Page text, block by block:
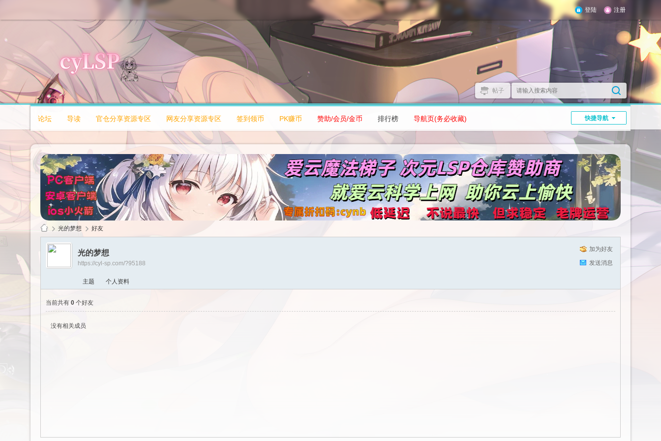
登陆 注册
帖子
快捷导航
论坛 导读 官仓分享资源专区 网友分享资源专区 签到领币 PK赚币 赞助/会员/金币 排行榜 导航页(务必收藏)
光的梦想 好友
加为好友
发送消息
光的梦想
https://cyl-sp.com/?95188
主题 个人资料
当前共有 0 个好友
没有相关成员